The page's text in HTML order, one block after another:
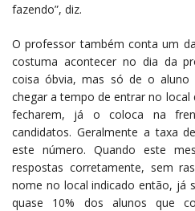
fazendo”, diz.
O professor também conta um
costuma acontecer no dia da
coisa óbvia, mas só de o aluno
chegar a tempo de entrar no
fecharem, já o coloca na
candidatos. Geralmente a taxa
este número. Quando este
respostas corretamente, sem
nome no local indicado então, já
quase 10% dos alunos que